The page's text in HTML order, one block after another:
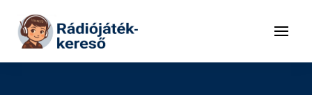
Tovább a tartalomhoz
Menü